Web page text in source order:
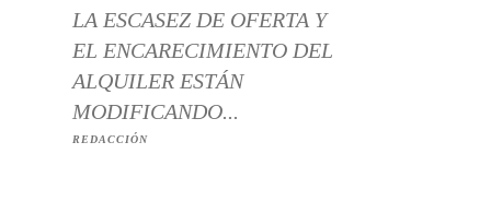
LA ESCASEZ DE OFERTA Y
EL ENCARECIMIENTO DEL
ALQUILER ESTÁN
MODIFICANDO...
REDACCIÓN